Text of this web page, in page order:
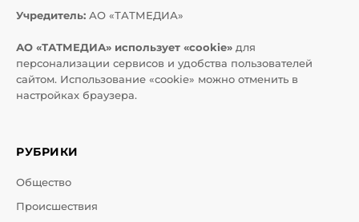
Учредитель: АО «ТАТМЕДИА»
АО «ТАТМЕДИА» использует «cookie» для
персонализации сервисов и удобства пользователей
сайтом. Использование «cookie» можно отменить в
настройках браузера.
РУБРИКИ
Общество
Происшествия